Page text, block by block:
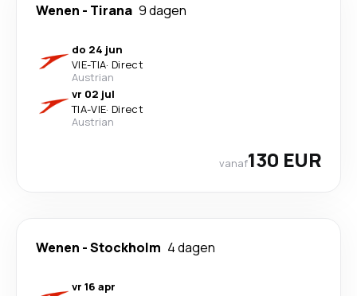
Wenen - Tirana 9 dagen
do 24 jun
VIE-TIA· Direct
Austrian
vr 02 jul
TIA-VIE· Direct
Austrian
vanaf130 EUR
Wenen -Stockholm 4 dagen
vr 16 apr